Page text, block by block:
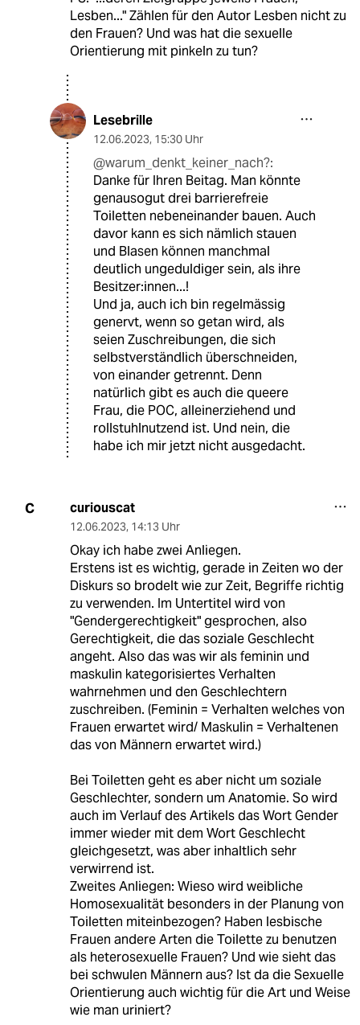
Lesben..." Zählen für den Autor Lesben nicht zu
den Frauen? Und was hat die sexuelle
Orientierung mit pinkeln zu tun?
Lesebrille
12.06.2023, 15:30 Uhr
@warum_denkt_keiner_nach?:
Danke für Ihren Beitag. Man könnte
genausogut drei barrierefreie
Toiletten nebeneinander bauen. Auch
davor kann es sich nämlich stauen
und Blasen können manchmal
deutlich ungeduldiger sein, als ihre
Besitzer:innen...!
Und ja, auch ich bin regelmässig
genervt, wenn so getan wird, als
seien Zuschreibungen, die sich
selbstverständlich überschneiden,
von einander getrennt. Denn
natürlich gibt es auch die queere
Frau, die POC, alleinerziehend und
rollstuhlnutzend ist. Und nein, die
habe ich mir jetzt nicht ausgedacht.
C curiouscat
12.06.2023, 14:13 Uhr
Okay ich habe zwei Anliegen.
Erstens ist es wichtig, gerade in Zeiten wo der
Diskurs so brodelt wie zur Zeit, Begriffe richtig
zu verwenden. Im Untertitel wird von
"Gendergerechtigkeit" gesprochen, also
Gerechtigkeit, die das soziale Geschlecht
angeht. Also das was wir als feminin und
maskulin kategorisiertes Verhalten
wahrnehmen und den Geschlechtern
zuschreiben. (Feminin = Verhalten welches von
Frauen erwartet wird/ Maskulin = Verhaltenen
das von Männern erwartet wird.)
Bei Toiletten geht es aber nicht um soziale
Geschlechter, sondern um Anatomie. So wird
auch im Verlauf des Artikels das Wort Gender
immer wieder mit dem Wort Geschlecht
gleichgesetzt, was aber inhaltlich sehr
verwirrend ist.
Zweites Anliegen: Wieso wird weibliche
Homosexualität besonders in der Planung von
Toiletten miteinbezogen? Haben lesbische
Frauen andere Arten die Toilette zu benutzen
als heterosexuelle Frauen? Und wie sieht das
bei schwulen Männern aus? Ist da die Sexuelle
Orientierung auch wichtig für die Art und Weise
wie man uriniert?